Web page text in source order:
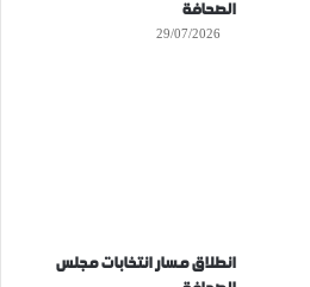
الصحافة
29/07/2026
انطلاق مسار انتخابات مجلس